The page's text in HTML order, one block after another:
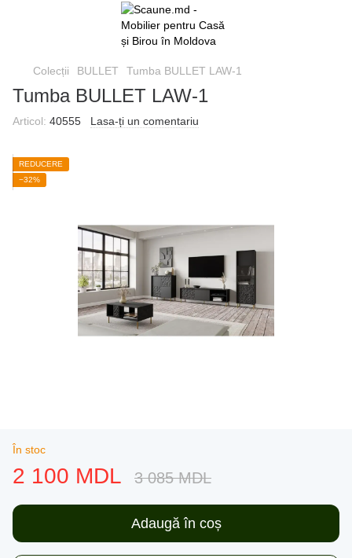
Colecții BULLET Tumba BULLET LAW-1
Tumba BULLET LAW-1
Articol: 40555 Lasa-ți un comentariu
REDUCERE
−32%
În stoc
2 100 MDL 3 085 MDL
Adaugă în coș